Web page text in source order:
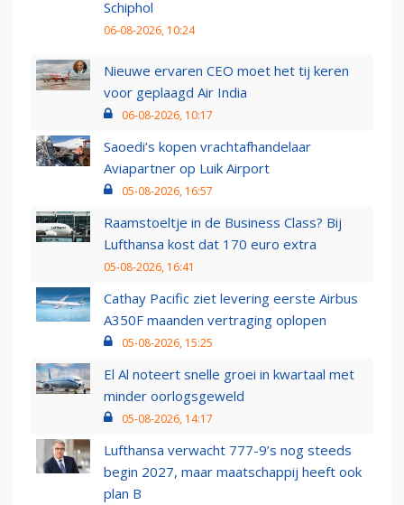
Schiphol
06-08-2026, 10:24
Nieuwe ervaren CEO moet het tij keren
voor geplaagd Air India
06-08-2026, 10:17
Saoedi’s kopen vrachtafhandelaar
Aviapartner op Luik Airport
05-08-2026, 16:57
Raamstoeltje in de Business Class? Bij
Lufthansa kost dat 170 euro extra
05-08-2026, 16:41
Cathay Pacific ziet levering eerste Airbus
A350F maanden vertraging oplopen
05-08-2026, 15:25
El Al noteert snelle groei in kwartaal met
minder oorlogsgeweld
05-08-2026, 14:17
Lufthansa verwacht 777-9’s nog steeds
begin 2027, maar maatschappij heeft ook
plan B